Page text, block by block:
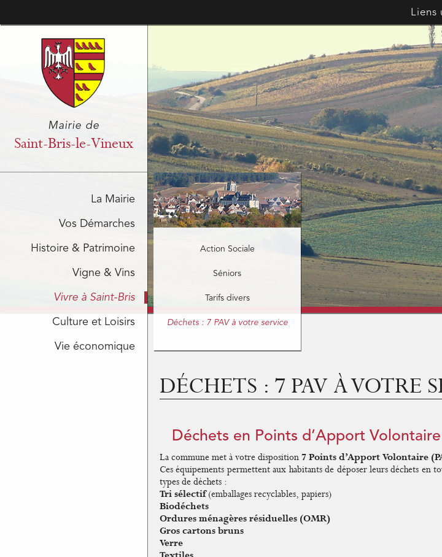
Liens
Mairie de
Saint-Bris-le-Vineux
La Mairie
Vos Démarches
Histoire & Patrimoine
Vigne & Vins
Vivre à Saint-Bris
Culture et Loisirs
Vie économique
Action Sociale
Séniors
Tarifs divers
Déchets : 7 PAV à votre service
DÉCHETS : 7 PAV À VOTRE
Déchets en Points d’Apport Volontaire
La commune met à votre disposition 7 Points d’Apport Volontaire
Ces équipements permettent aux habitants de déposer leurs déchets
types de déchets :
Tri sélectif(emballages recyclables, papiers)
Biodéchets
Ordures ménagères résiduelles (OMR)
Gros cartons bruns
Verre